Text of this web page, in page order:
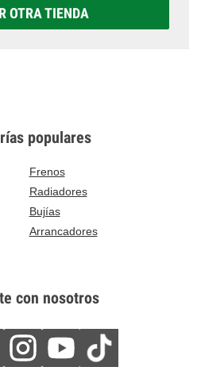
OTRA TIENDA
populares
Frenos
Radiadores
Bujías
Arrancadores
con nosotros